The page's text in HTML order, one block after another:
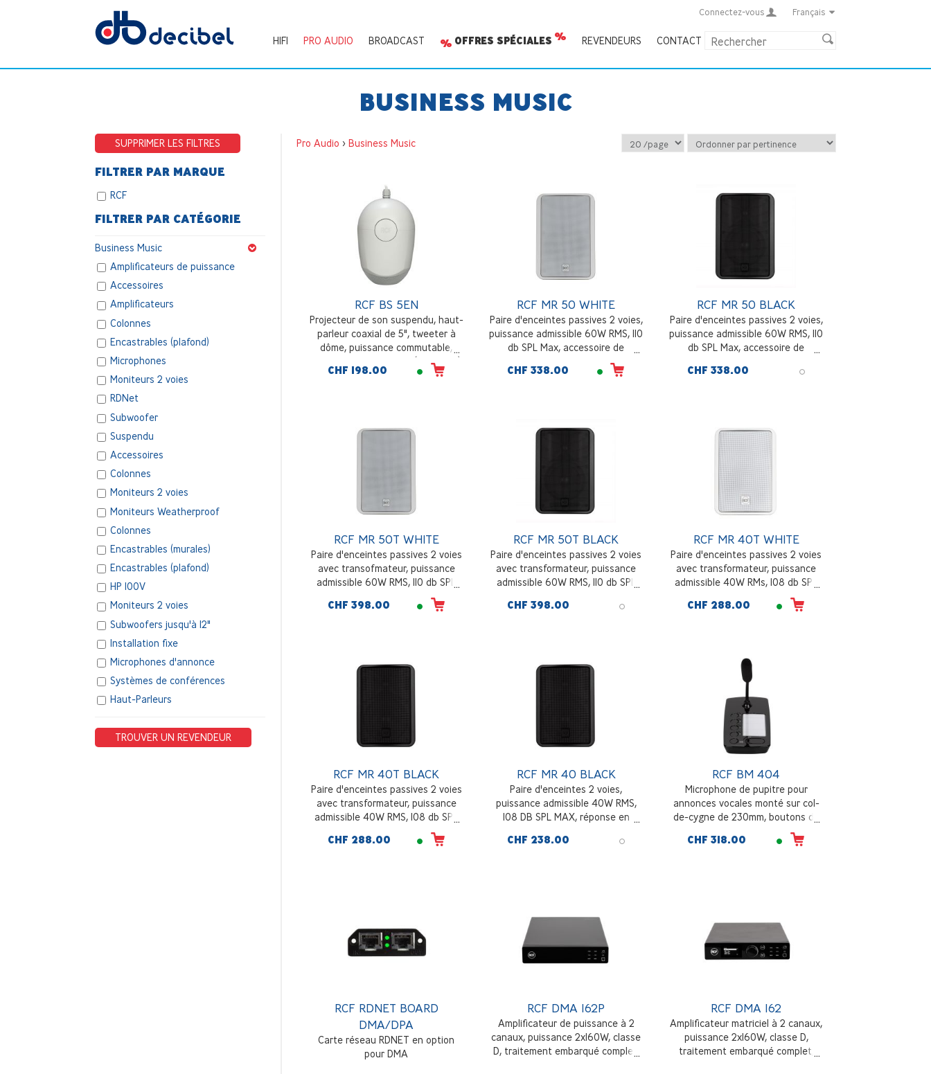
Connectez-vous Français
HIFI PRO AUDIO BROADCAST OFFRES SPÉCIALES REVENDEURS CONTACT
BUSINESS MUSIC
SUPPRIMER LES FILTRES
FILTRER PAR MARQUE
RCF
FILTRER PAR CATÉGORIE
Business Music
Amplificateurs de puissance
Accessoires
Amplificateurs
Colonnes
Encastrables (plafond)
Microphones
Moniteurs 2 voies
RDNet
Subwoofer
Suspendu
Accessoires
Colonnes
Moniteurs 2 voies
Moniteurs Weatherproof
Colonnes
Encastrables (murales)
Encastrables (plafond)
HP 100V
Moniteurs 2 voies
Subwoofers jusqu'à 12"
Installation fixe
Microphones d'annonce
Systèmes de conférences
Haut-Parleurs
TROUVER UN REVENDEUR
Pro Audio > Business Music
RCF BS 5EN
Projecteur de son suspendu, haut-
parleur coaxial de 5", tweeter à
dôme, puissance commutable,
sensibilité 88dB, blanc (RAL 9016)
CHF 198.00
RCF MR 50 WHITE
Paire d'enceintes passives 2 voies,
puissance admissible 60W RMS, 110
db SPL Max, accessoire de
montage mural inclus, blanc
CHF 338.00
RCF MR 50 BLACK
Paire d'enceintes passives 2 voies,
puissance admissible 60W RMS, 110
db SPL Max, accessoire de
CHF 338.00
RCF MR 50T WHITE
Paire d'enceintes passives 2 voies
avec transofmateur, puissance
admissible 60W RMS, 110 db SPL
max, accessoire de montage mural
inclus, blanc
CHF 398.00
RCF MR 50T BLACK
Paire d'enceintes passives 2 voies
avec transformateur, puissance
admissible 60W RMS, 110 db SPL
inclus, noir
CHF 398.00
RCF MR 40T WHITE
Paire d'enceintes passives 2 voies
avec transformateur, puissance
admissible 40W RMs, 108 db SPL
max, accessoire de montage mural
inclus, blanc
CHF 288.00
RCF MR 40T BLACK
Paire d'enceintes passives 2 voies
avec transformateur, puissance
admissible 40W RMS, 108 db SPL
max, accessoire de montage mural
inclus, noir
CHF 288.00
RCF MR 40 BLACK
Paire d'enceintes 2 voies,
puissance admissible 40W RMS,
108 DB SPL MAX, réponse en
accessoire de montage mural
CHF 238.00
RCF BM 404
Microphone de pupitre pour
annonces vocales monté sur col-
de-cygne de 230mm, boutons de
sélection des zones avec témoin
LED, noir
CHF 318.00
RCF RDNET BOARD
DMA/DPA
Carte réseau RDNET en option
pour DMA
RCF DMA 162P
Amplificateur de puissance à 2
canaux, puissance 2x160W, classe
D, traitement embarqué complet,
RCF DMA 162
Amplificateur matriciel à 2 canaux,
puissance 2x160W, classe D,
traitement embarqué complet,